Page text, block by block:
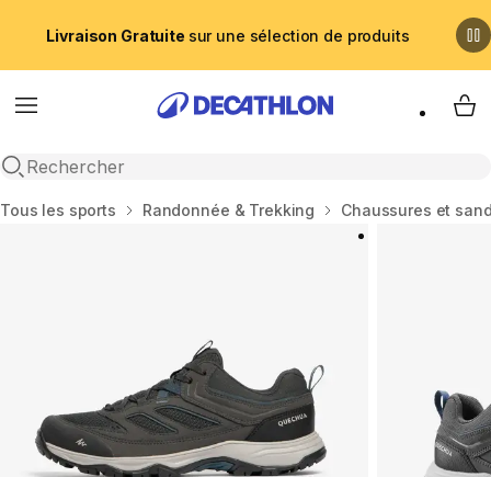
Livraison Gratuite sur une sélection de produits
Menu
Recherche ouverte
My
Accueil
Tous les sports Randonnée & Trekking Chaussures et